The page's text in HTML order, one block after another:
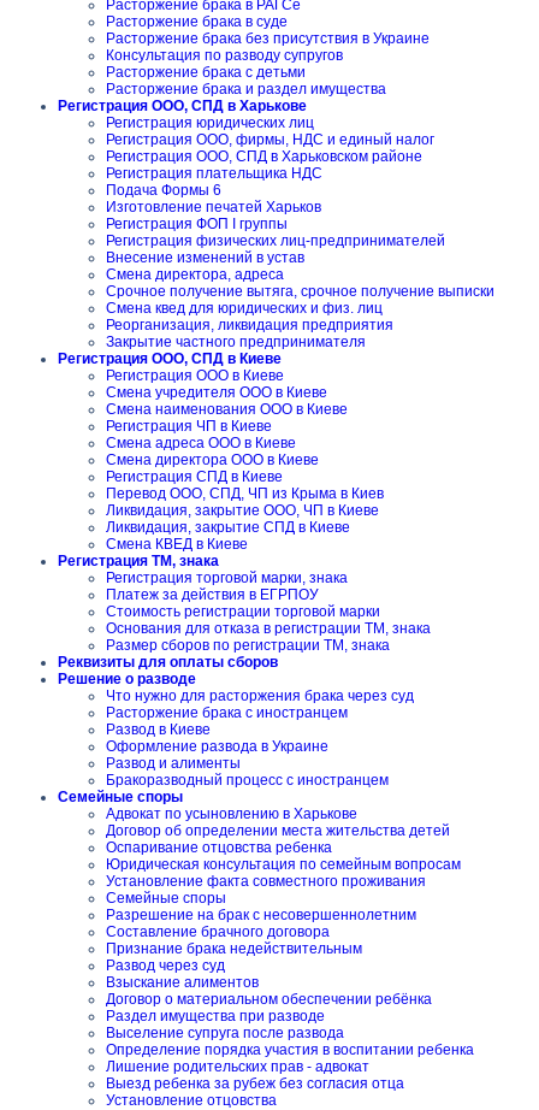
Расторжение брака в РАГСе
Расторжение брака в суде
Расторжение брака без присутствия в Украине
Консультация по разводу супругов
Расторжение брака с детьми
Расторжение брака и раздел имущества
Регистрация ООО, СПД в Харькове
Регистрация юридических лиц
Регистрация ООО, фирмы, НДС и единый налог
Регистрация ООО, СПД в Харьковском районе
Регистрация плательщика НДС
Подача Формы 6
Изготовление печатей Харьков
Регистрация ФОП I группы
Регистрация физических лиц-предпринимателей
Внесение изменений в устав
Смена директора, адреса
Срочное получение вытяга, срочное получение выписки
Смена квед для юридических и физ. лиц
Реорганизация, ликвидация предприятия
Закрытие частного предпринимателя
Регистрация ООО, СПД в Киеве
Регистрация ООО в Киеве
Смена учредителя ООО в Киеве
Смена наименования ООО в Киеве
Регистрация ЧП в Киеве
Смена адреса ООО в Киеве
Смена директора ООО в Киеве
Регистрация СПД в Киеве
Перевод ООО, СПД, ЧП из Крыма в Киев
Ликвидация, закрытие ООО, ЧП в Киеве
Ликвидация, закрытие СПД в Киеве
Смена КВЕД в Киеве
Регистрация ТМ, знака
Регистрация торговой марки, знака
Платеж за действия в ЕГРПОУ
Стоимость регистрации торговой марки
Основания для отказа в регистрации ТМ, знака
Размер сборов по регистрации ТМ, знака
Реквизиты для оплаты сборов
Решение о разводе
Что нужно для расторжения брака через суд
Расторжение брака с иностранцем
Развод в Киеве
Оформление развода в Украине
Развод и алименты
Бракоразводный процесс с иностранцем
Семейные споры
Адвокат по усыновлению в Харькове
Договор об определении места жительства детей
Оспаривание отцовства ребенка
Юридическая консультация по семейным вопросам
Установление факта совместного проживания
Семейные споры
Разрешение на брак с несовершеннолетним
Составление брачного договора
Признание брака недействительным
Развод через суд
Взыскание алиментов
Договор о материальном обеспечении ребёнка
Раздел имущества при разводе
Выселение супруга после развода
Определение порядка участия в воспитании ребенка
Лишение родительских прав - адвокат
Выезд ребенка за рубеж без согласия отца
Установление отцовства